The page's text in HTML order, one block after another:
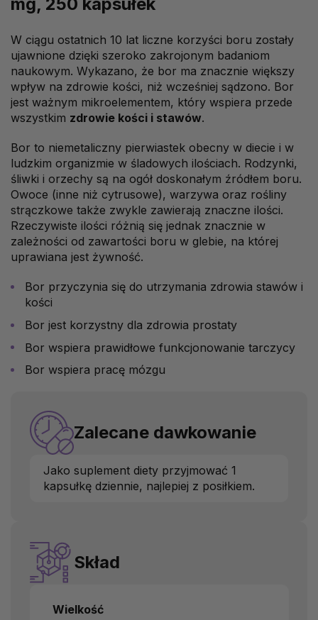
mg, 250 kapsułek
W ciągu ostatnich 10 lat liczne korzyści boru zostały
ujawnione dzięki szeroko zakrojonym badaniom
naukowym. Wykazano, że bor ma znacznie większy
wpływ na zdrowie kości, niż wcześniej sądzono. Bor
jest ważnym mikroelementem, który wspiera przede
wszystkim zdrowie kości i stawów.
Bor to niemetaliczny pierwiastek obecny w diecie i w
ludzkim organizmie w śladowych ilościach. Rodzynki,
śliwki i orzechy są na ogół doskonałym źródłem boru.
Owoce (inne niż cytrusowe), warzywa oraz rośliny
strączkowe także zwykle zawierają znaczne ilości.
Rzeczywiste ilości różnią się jednak znacznie w
zależności od zawartości boru w glebie, na której
uprawiana jest żywność.
Bor przyczynia się do utrzymania zdrowia stawów i
kości
Bor jest korzystny dla zdrowia prostaty
Bor wspiera prawidłowe funkcjonowanie tarczycy
Bor wspiera pracę mózgu
Zalecane dawkowanie
Jako suplement diety przyjmować 1
kapsułkę dziennie, najlepiej z posiłkiem.
Skład
Wielkość